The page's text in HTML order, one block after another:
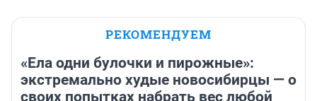
РЕКОМЕНДУЕМ
«Ела одни булочки и пирожные»:
экстремально худые новосибирцы — о
своих попытках набрать вес любой